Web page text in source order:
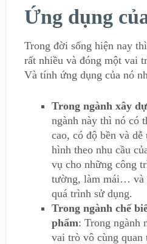
Ứng dụng
Trong đời sống hiện nay
rất nhiều và đóng một vai
Và tính ứng dụng của nó
Trong ngành xây
ngành này thì nó có
cao, có độ bền và
hình theo nhu cầu
vụ cho những công
tường, làm mái… và
quá trình sử dụng.
Trong ngành chế
phẩm: Trong ngành
vai trò vô cùng